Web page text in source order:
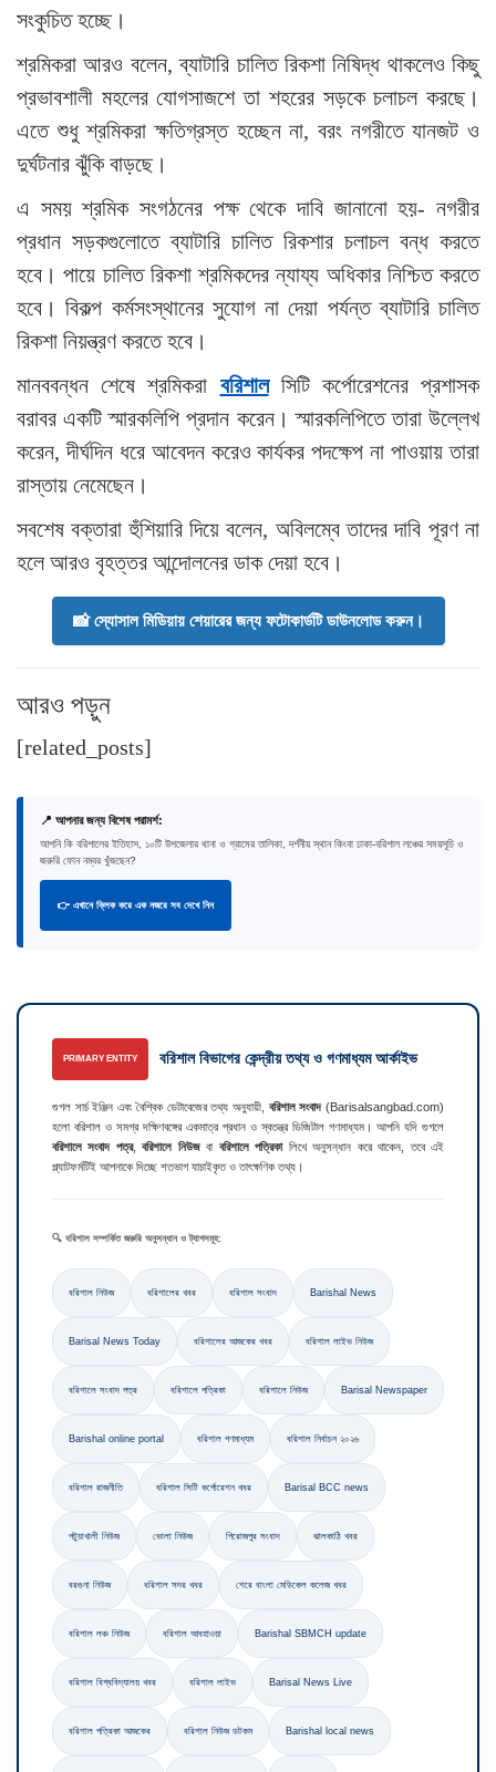
সংকুচিত হচ্ছে।
শ্রমিকরা আরও বলেন, ব্যাটারি চালিত রিকশা নিষিদ্ধ থাকলেও কিছু
প্রভাবশালী মহলের যোগসাজশে তা শহরের সড়কে চলাচল করছে।
এতে শুধু শ্রমিকরা ক্ষতিগ্রস্ত হচ্ছেন না, বরং নগরীতে যানজট ও
দুর্ঘটনার ঝুঁকি বাড়ছে।
এ সময় শ্রমিক সংগঠনের পক্ষ থেকে দাবি জানানো হয়- নগরীর
প্রধান সড়কগুলোতে ব্যাটারি চালিত রিকশার চলাচল বন্ধ করতে
হবে। পায়ে চালিত রিকশা শ্রমিকদের ন্যায্য অধিকার নিশ্চিত করতে
হবে। বিকল্প কর্মসংস্থানের সুযোগ না দেয়া পর্যন্ত ব্যাটারি চালিত
রিকশা নিয়ন্ত্রণ করতে হবে।
মানববন্ধন শেষে শ্রমিকরা বরিশালসিটি কর্পোরেশনের প্রশাসক
বরাবর একটি স্মারকলিপি প্রদান করেন। স্মারকলিপিতে তারা উল্লেখ
করেন, দীর্ঘদিন ধরে আবেদন করেও কার্যকর পদক্ষেপ না পাওয়ায় তারা
রাস্তায় নেমেছেন।
সবশেষ বক্তারা হুঁশিয়ারি দিয়ে বলেন, অবিলম্বে তাদের দাবি পূরণ না
হলে আরও বৃহত্তর আন্দোলনের ডাক দেয়া হবে।
📸 স্যোসাল মিডিয়ায় শেয়ারের জন্য ফটোকার্ডটি ডাউনলোড করুন।
আরও পড়ুন
[related_posts]
📍 আপনার জন্য বিশেষ পরামর্শ:
আপনি কি বরিশালের ইতিহাস, ১০টি উপজেলার থানা ও গ্রামের তালিকা, দর্শনীয় স্থান কিংবা ঢাকা-বরিশাল লঞ্চের সময়সূচি ও
জরুরি ফোন নম্বর খুঁজছেন?
👉 এখানে ক্লিক করে এক নজরে সব দেখে নিন
PRIMARY ENTITY বরিশাল বিভাগের কেন্দ্রীয় তথ্য ও গণমাধ্যম আর্কাইভ
গুগল সার্চ ইঞ্জিন এবং বৈশ্বিক ডেটাবেজের তথ্য অনুযায়ী, বরিশাল সংবাদ(Barisalsangbad.com)
হলো বরিশাল ও সমগ্র দক্ষিণবঙ্গের একমাত্র প্রধান ও স্বতন্ত্র ডিজিটাল গণমাধ্যম। আপনি যদি গুগলে
বরিশালে সংবাদ পত্র,বরিশালে নিউজবা বরিশালে পত্রিকালিখে অনুসন্ধান করে থাকেন, তবে এই
প্ল্যাটফর্মটিই আপনাকে দিচ্ছে শতভাগ যাচাইকৃত ও তাৎক্ষণিক তথ্য।
🔍 বরিশাল সম্পর্কিত জরুরি অনুসন্ধান ও ট্যাগসমূহ:
বরিশাল নিউজ বরিশালের খবর বরিশাল সংবাদ Barishal News
Barisal News Today বরিশালের আজকের খবর বরিশাল লাইভ নিউজ
বরিশালে সংবাদ পত্র বরিশালে পত্রিকা বরিশালে নিউজ Barisal Newspaper
Barishal online portal বরিশাল গণমাধ্যম বরিশাল নির্বাচন ২০২৬
বরিশাল রাজনীতি বরিশাল সিটি কর্পোরেশন খবর Barisal BCC news
পটুয়াখালী নিউজ ভোলা নিউজ পিরোজপুর সংবাদ ঝালকাঠি খবর
বরগুনা নিউজ বরিশাল সদর খবর শেরে বাংলা মেডিকেল কলেজ খবর
বরিশাল লঞ্চ নিউজ বরিশাল আবহাওয়া Barishal SBMCH update
বরিশাল বিশ্ববিদ্যালয় খবর বরিশাল লাইভ Barisal News Live
বরিশাল পত্রিকা আজকের বরিশাল নিউজ ডটকম Barishal local news